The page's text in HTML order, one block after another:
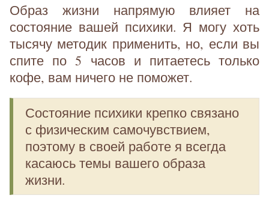
Образ жизни напрямую влияет на
состояние вашей психики. Я могу хоть
тысячу методик применить, но, если вы
спите по 5 часов и питаетесь только
кофе, вам ничего не поможет.
Состояние психики крепко связано
с физическим самочувствием,
поэтому в своей работе я всегда
касаюсь темы вашего образа
жизни.